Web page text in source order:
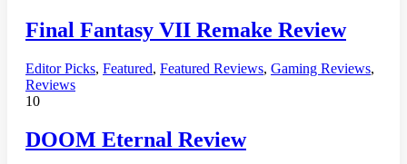
Final Fantasy VII Remake Review
Editor Picks, Featured, Featured Reviews, Gaming Reviews,
Reviews
10
DOOM Eternal Review